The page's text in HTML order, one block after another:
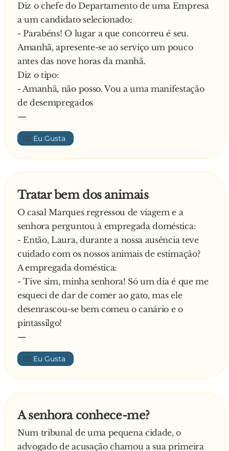
Diz o chefe do Departamento de uma Empresa
a um candidato selecionado:
- Parabéns! O lugar a que concorreu é seu.
Amanhã, apresente-se ao serviço um pouco
antes das nove horas da manhã.
Diz o tipo:
- Amanhã, não posso. Vou a uma manifestação
de desempregados
—
👍🏼
Tratar bem dos animais
O casal Marques regressou de viagem e a
senhora perguntou à empregada doméstica:
- Então, Laura, durante a nossa ausência teve
cuidado com os nossos animais de estimação?
A empregada doméstica:
- Tive sim, minha senhora! Só um dia é que me
esqueci de dar de comer ao gato, mas ele
desenrascou-se bem comeu o canário e o
pintassilgo!
—
👍🏼
A senhora conhece-me?
Num tribunal de uma pequena cidade, o
advogado de acusação chamou a sua primeira